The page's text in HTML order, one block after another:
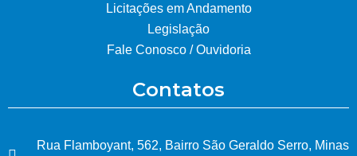
Licitações em Andamento
Legislação
Fale Conosco / Ouvidoria
Contatos
Rua Flamboyant, 562, Bairro São Geraldo Serro, Minas